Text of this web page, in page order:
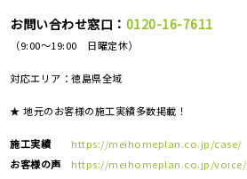
お問い合わせ窓口： 0120-16-7611
（9:00～19:00 日曜定休）
対応エリア：徳島県全域
★ 地元のお客様の施工実績多数掲載！
施工実績
https://meihomeplan.co.jp/case/
お客様の声
https://meihomeplan.co.jp/voice/